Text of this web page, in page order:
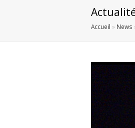
Accueil » News